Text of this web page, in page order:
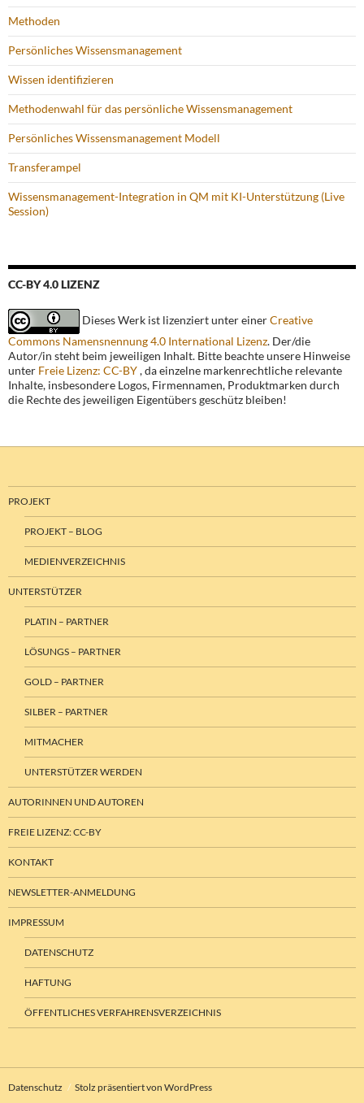
Methoden
Persönliches Wissensmanagement
Wissen identifizieren
Methodenwahl für das persönliche Wissensmanagement
Persönliches Wissensmanagement Modell
Transferampel
Wissensmanagement-Integration in QM mit KI-Unterstützung (Live
Session)
CC-BY 4.0 LIZENZ
Dieses Werk ist lizenziert unter einerCreative
Commons Namensnennung 4.0 International Lizenz. Der/die
Autor/in steht beim jeweiligen Inhalt. Bitte beachte unsere Hinweise
unter Freie Lizenz: CC-BY, da einzelne markenrechtliche relevante
Inhalte, insbesondere Logos, Firmennamen, Produktmarken durch
die Rechte des jeweiligen Eigentübers geschütz bleiben!
PROJEKT
PROJEKT – BLOG
MEDIENVERZEICHNIS
UNTERSTÜTZER
PLATIN – PARTNER
LÖSUNGS – PARTNER
GOLD – PARTNER
SILBER – PARTNER
MITMACHER
UNTERSTÜTZER WERDEN
AUTORINNEN UND AUTOREN
FREIE LIZENZ: CC-BY
KONTAKT
NEWSLETTER-ANMELDUNG
IMPRESSUM
DATENSCHUTZ
HAFTUNG
ÖFFENTLICHES VERFAHRENSVERZEICHNIS
Datenschutz Stolz präsentiert von WordPress